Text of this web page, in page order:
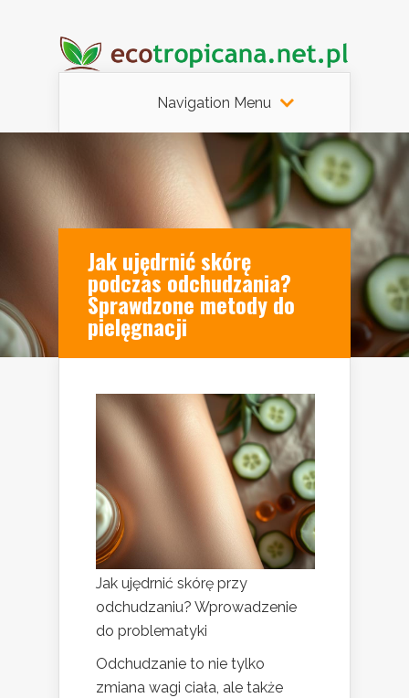
Navigation Menu
Jak ujędrnić skórę
podczas odchudzania?
Sprawdzone metody do
pielęgnacji
Jak ujędrnić skórę przy
odchudzaniu? Wprowadzenie
do problematyki
Odchudzanie to nie tylko
zmiana wagi ciała, ale także